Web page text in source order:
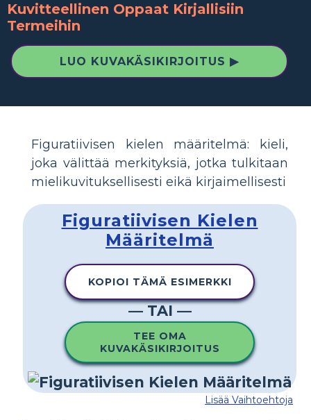
Kuvitteellinen Oppaat Kirjallisiin
Termeihin
LUO KUVAKÄSIKIRJOITUS ▶
Figuratiivisen kielen määritelmä: kieli,
joka välittää merkityksiä, jotka tulkitaan
mielikuvituksellisesti eikä kirjaimellisesti
Figuratiivisen Kielen
Määritelmä
KOPIOI TÄMÄ ESIMERKKI
— TAI —
TEE OMA
KUVAKÄSIKIRJOITUS
Lisää Vaihtoehtoja